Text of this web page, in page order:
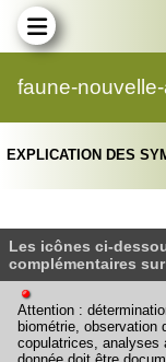
faune-
EXPLICATION DES
Les icônes ci-
complémentaires
Attention :
biométrie, observation
copulatrices, analyses